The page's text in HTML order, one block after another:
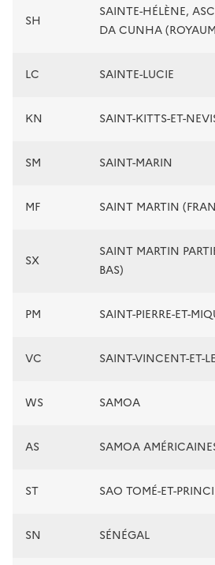
SH
SAINTE-HÉLÈNE,
DA CUNHA
LC SAINTE-LUCIE
KN SAINT-KITTS-ET-
SM SAINT-MARIN
MF SAINT MARTIN
SX
SAINT MARTIN
BAS)
PM SAINT-PIERRE-ET-
VC SAINT-VINCENT-ET-
WS SAMOA
AS SAMOA
ST SAO TOMÉ-ET-
SN SÉNÉGAL